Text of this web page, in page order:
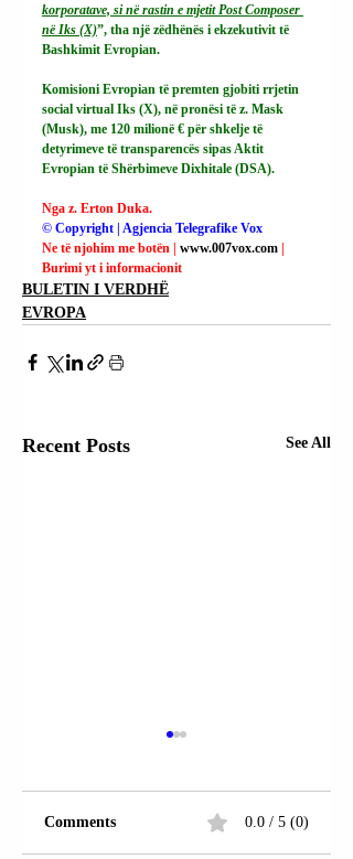
korporatave, si në rastin e mjetit Post Composer
në Iks (X)”, tha një zëdhënës i ekzekutivit të
Bashkimit Evropian.
Komisioni Evropian të premten gjobiti rrjetin
social virtual Iks (X), në pronësi të z. Mask
(Musk), me 120 milionë € për shkelje të
detyrimeve të transparencës sipas Aktit
Evropian të Shërbimeve Dixhitale (DSA).
Nga z. Erton Duka.
© Copyright | Agjencia Telegrafike Vox
Ne të njohim me botën | www.007vox.com
Burimi yt i informacionit
BULETIN I VERDHË
EVROPA
Recent Posts See All
Comments 0.0 / 5 (0)